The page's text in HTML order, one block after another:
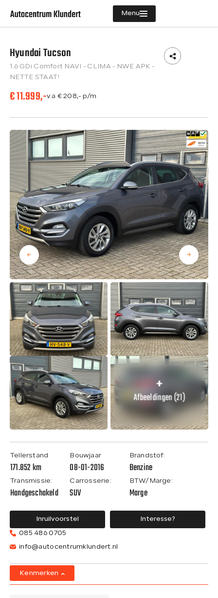
Menu
Vacatures
Verkocht
Over ons
Contact
Hyundai Tucson
1.6 GDi Comfort NAVI - CLIMA - NWE APK -
NETTE STAAT!
€ 11.999,-v.a € 208,- p/m
Afbeeldingen (21)
Tellerstand
171.852 km
Bouwjaar
08-01-2016
Brandstof:
Benzine
Transmissie:
Handgeschakeld
Carrosserie:
SUV
BTW/Marge:
Marge
Inruilvoorstel
Interesse?
085 486 0705
info@autocentrumklundert.nl
Kenmerken